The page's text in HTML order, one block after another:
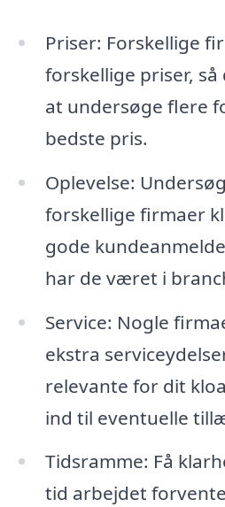
Priser: Forskellige
forskellige priser,
at undersøge flere
bedste pris.
Oplevelse:
forskellige firmaer
gode
har de været i
Service: Nogle
ekstra
relevante for dit
ind til eventuelle
Tidsramme: Få
tid arbejdet